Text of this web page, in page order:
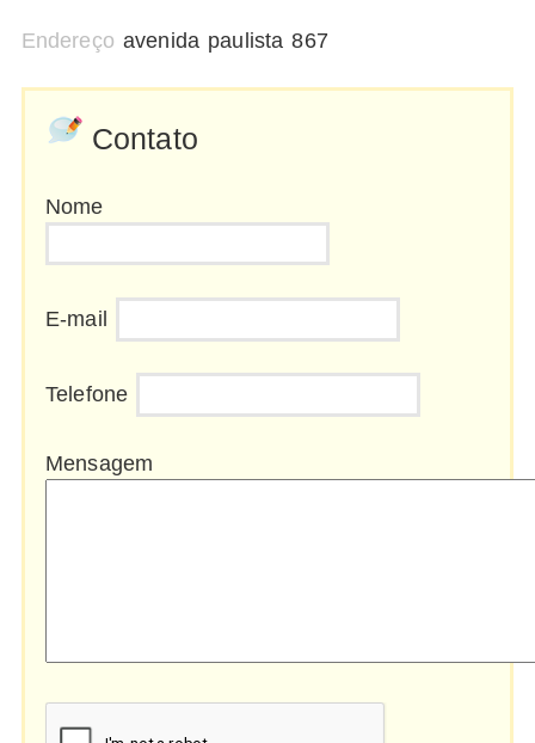
Endereço avenida paulista 867
Contato
Nome
E-mail
Telefone
Mensagem